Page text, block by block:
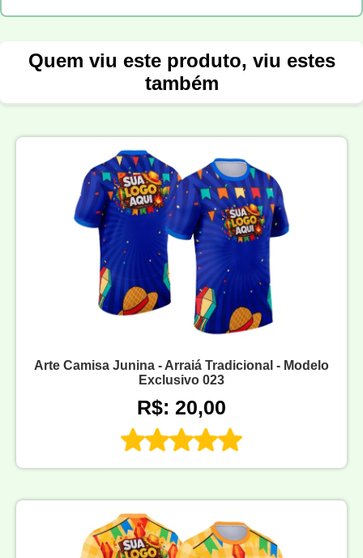
Quem viu este produto, viu estes
também
Arte Camisa Junina - Arraiá Tradicional - Modelo
Exclusivo 023
R$: 20,00